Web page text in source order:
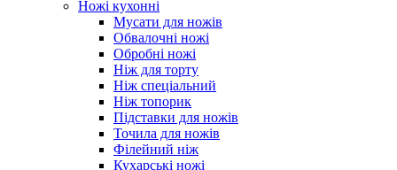
Ножі кухонні
Мусати для ножів
Обвалочні ножі
Обробні ножі
Ніж для торту
Ніж спеціальний
Ніж топорик
Підставки для ножів
Точила для ножів
Філейний ніж
Кухарські ножі